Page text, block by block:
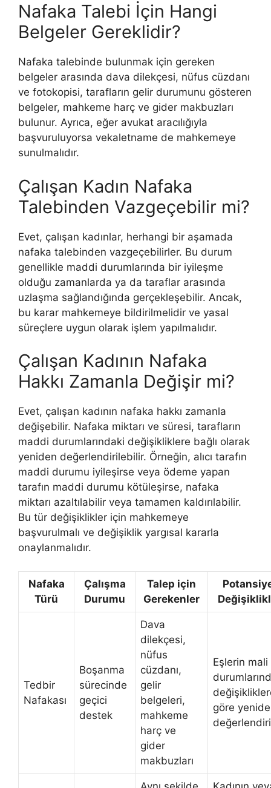
Nafaka Talebi İçin Hangi
Belgeler Gereklidir?
Nafaka talebinde bulunmak için gereken
belgeler arasında dava dilekçesi, nüfus cüzdanı
ve fotokopisi, tarafların gelir durumunu gösteren
belgeler, mahkeme harç ve gider makbuzları
bulunur. Ayrıca, eğer avukat aracılığıyla
başvuruluyorsa vekaletname de mahkemeye
sunulmalıdır​​.
Çalışan Kadın Nafaka
Talebinden Vazgeçebilir mi?
Evet, çalışan kadınlar, herhangi bir aşamada
nafaka talebinden vazgeçebilirler. Bu durum
genellikle maddi durumlarında bir iyileşme
olduğu zamanlarda ya da taraflar arasında
uzlaşma sağlandığında gerçekleşebilir. Ancak,
bu karar mahkemeye bildirilmelidir ve yasal
süreçlere uygun olarak işlem yapılmalıdır.
Çalışan Kadının Nafaka
Hakkı Zamanla Değişir mi?
Evet, çalışan kadının nafaka hakkı zamanla
değişebilir. Nafaka miktarı ve süresi, tarafların
maddi durumlarındaki değişikliklere bağlı olarak
yeniden değerlendirilebilir. Örneğin, alıcı tarafın
maddi durumu iyileşirse veya ödeme yapan
tarafın maddi durumu kötüleşirse, nafaka
miktarı azaltılabilir veya tamamen kaldırılabilir.
Bu tür değişiklikler için mahkemeye
başvurulmalı ve değişiklik yargısal kararla
onaylanmalıdır​​.
Nafaka
Türü
Çalışma
Durumu
Talep için
Gerekenler
Tedbir
Nafakası
Boşanma
sürecinde
geçici
destek
Dava
dilekçesi,
nüfus
cüzdanı,
gelir
belgeleri,
mahkeme
harç ve
gider
makbuzları
Eşlerin mali
göre